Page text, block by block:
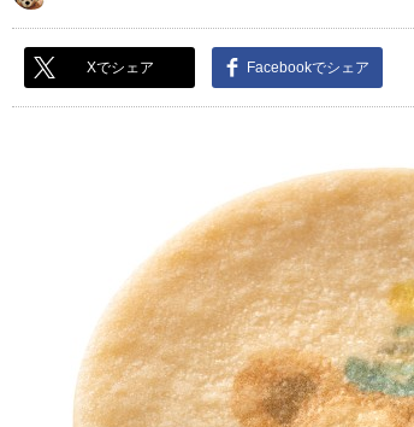
Xでシェア Facebookでシェア